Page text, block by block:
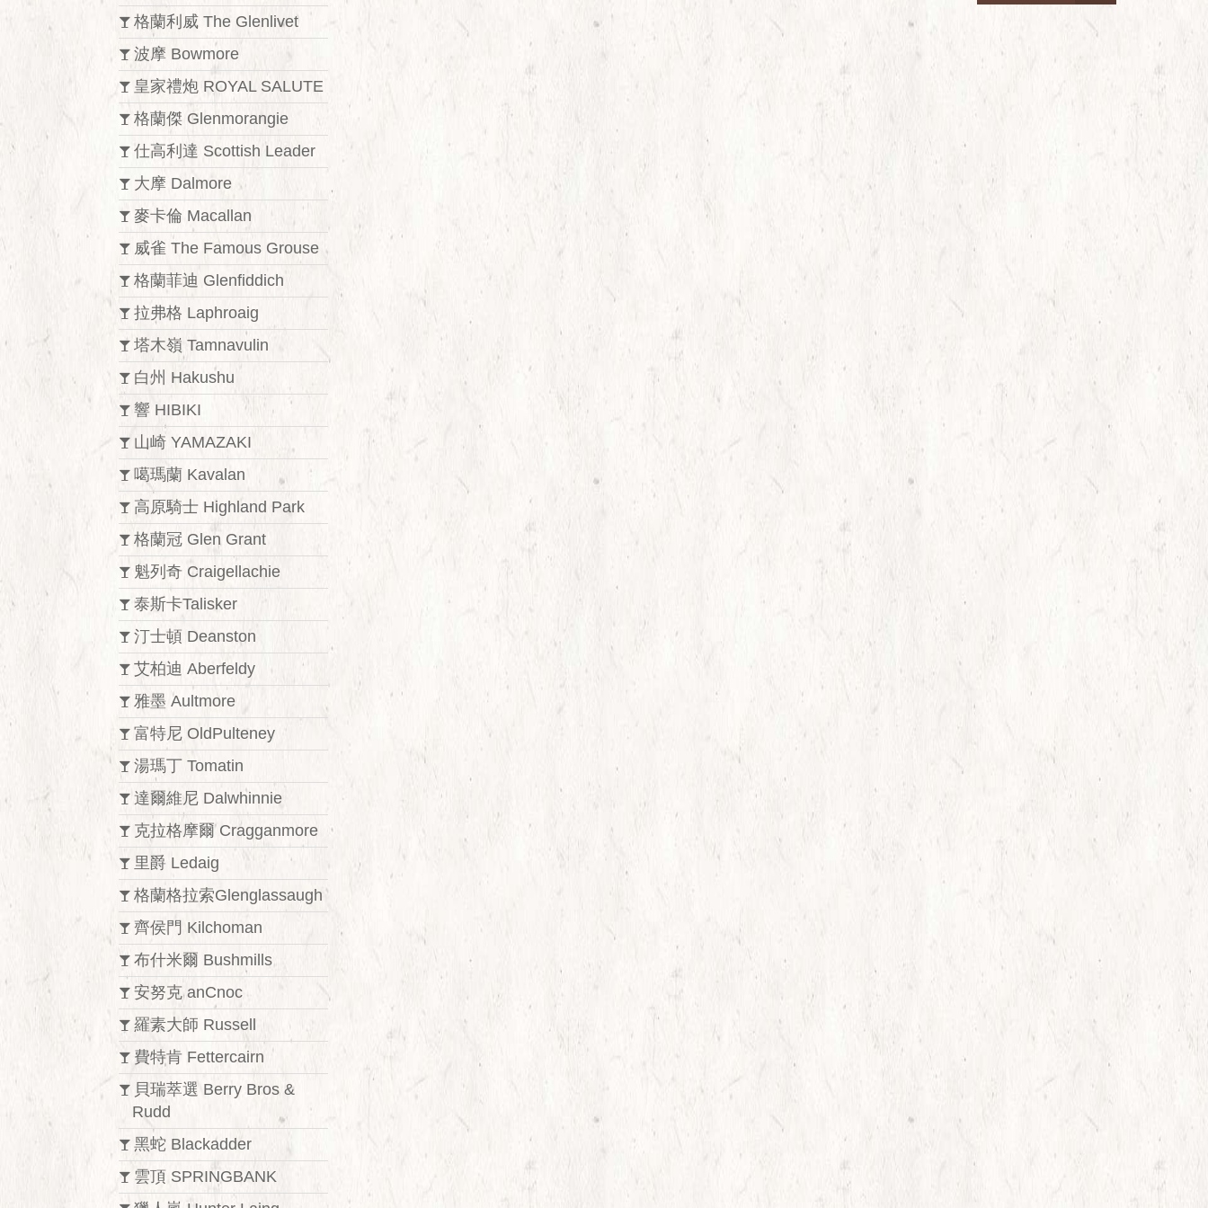
格蘭利威 The Glenlivet
波摩 Bowmore
皇家禮炮 ROYAL SALUTE
格蘭傑 Glenmorangie
仕高利達 Scottish Leader
大摩 Dalmore
麥卡倫 Macallan
威雀 The Famous Grouse
格蘭菲迪 Glenfiddich
拉弗格 Laphroaig
塔木嶺 Tamnavulin
白州 Hakushu
響 HIBIKI
山崎 YAMAZAKI
噶瑪蘭 Kavalan
高原騎士 Highland Park
格蘭冠 Glen Grant
魁列奇 Craigellachie
泰斯卡Talisker
汀士頓 Deanston
艾柏迪 Aberfeldy
雅墨 Aultmore
富特尼 OldPulteney
湯瑪丁 Tomatin
達爾維尼 Dalwhinnie
克拉格摩爾 Cragganmore
里爵 Ledaig
格蘭格拉索Glenglassaugh
齊侯門 Kilchoman
布什米爾 Bushmills
安努克 anCnoc
羅素大師 Russell
費特肯 Fettercairn
貝瑞萃選 Berry Bros &
Rudd
黑蛇 Blackadder
雲頂 SPRINGBANK